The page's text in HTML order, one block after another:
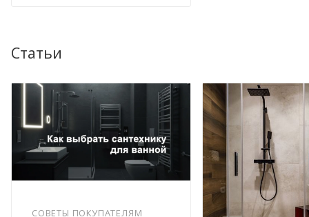
Статьи
СОВЕТЫ ПОКУПАТЕЛЯМ